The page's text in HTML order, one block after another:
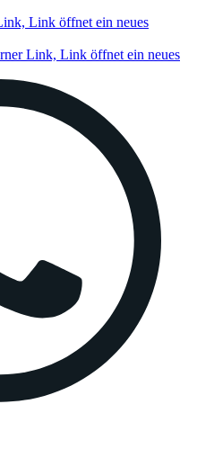
Link öffnet ein neues
Link, Link öffnet ein neues